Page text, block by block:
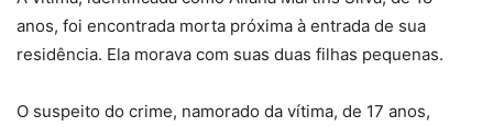
anos, foi encontrada morta próxima à entrada de sua
residência. Ela morava com suas duas filhas pequenas.
O suspeito do crime, namorado da vítima, de 17 anos,